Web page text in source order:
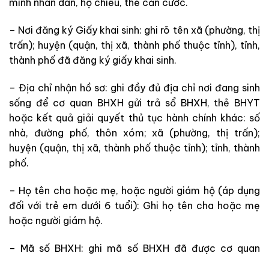
minh nhân dân, hộ chiếu, thẻ căn cước.
– Nơi đăng ký Giấy khai sinh: ghi rõ tên xã (phường, thị
trấn); huyện (quận, thị xã, thành phố thuộc tỉnh), tỉnh,
thành phố đã đăng ký giấy khai sinh.
– Địa chỉ nhận hồ sơ: ghi đầy đủ địa chỉ nơi đang sinh
sống để cơ quan BHXH gửi trả sổ BHXH, thẻ BHYT
hoặc kết quả giải quyết thủ tục hành chính khác: số
nhà, đường phố, thôn xóm; xã (phường, thị trấn);
huyện (quận, thị xã, thành phố thuộc tỉnh); tỉnh, thành
phố.
– Họ tên cha hoặc mẹ, hoặc người giám hộ (áp dụng
đối với trẻ em dưới 6 tuổi): Ghi họ tên cha hoặc mẹ
hoặc người giám hộ.
– Mã số BHXH: ghi mã số BHXH đã được cơ quan